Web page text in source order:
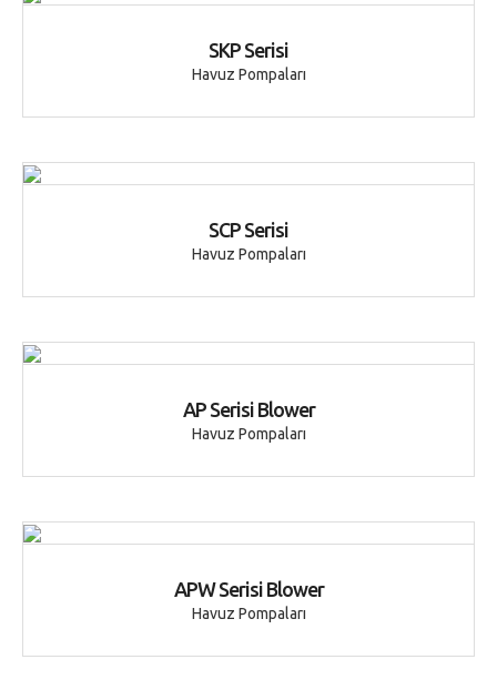
SKP Serisi
Havuz Pompaları
SCP Serisi
Havuz Pompaları
AP Serisi Blower
Havuz Pompaları
APW Serisi Blower
Havuz Pompaları